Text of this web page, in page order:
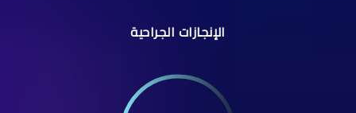
الإنجازات الجراحية